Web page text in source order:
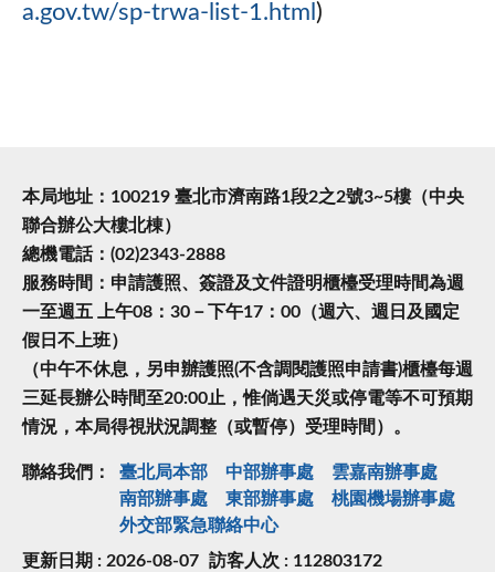
a.gov.tw/sp-trwa-list-1.html )
本局地址：100219 臺北市濟南路1段2之2號3~5樓（中央
聯合辦公大樓北棟）
總機電話：(02)2343-2888
服務時間：申請護照、簽證及文件證明櫃檯受理時間為週
一至週五 上午08：30－下午17：00（週六、週日及國定
假日不上班）
（中午不休息，另申辦護照(不含調閱護照申請書)櫃檯每週
三延長辦公時間至20:00止，惟倘遇天災或停電等不可預期
情況，本局得視狀況調整（或暫停）受理時間）。
聯絡我們： 臺北局本部 中部辦事處
雲嘉南辦事處
南部辦事處
東部辦事處
桃園機場辦事處
外交部緊急聯絡中⼼
更新日期 : 2026-08-07 訪客人次 : 112803172